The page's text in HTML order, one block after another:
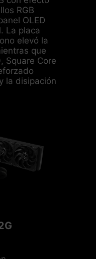
con efecto
RGB
OLED
La placa
elevó la
que
Square Core
la disipación